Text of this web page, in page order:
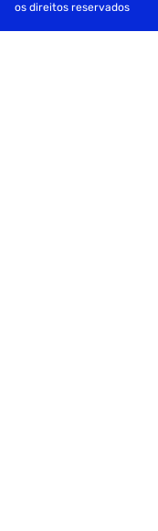
os direitos reservados